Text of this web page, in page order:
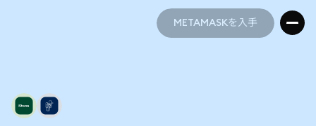
METAMASKを入手